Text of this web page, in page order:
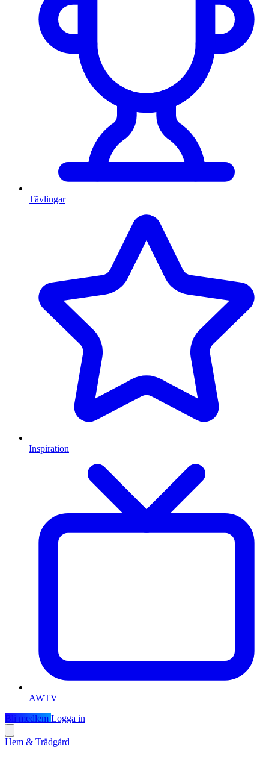
Tävlingar
Inspiration
AWTV
Bli medlem Logga in
Hem & Trädgård